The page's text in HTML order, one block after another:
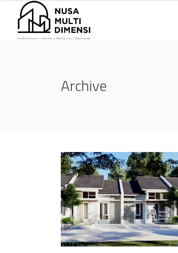
Archive
Desain Cluster Premier
3 di Cibinong Bogor
DESAIN RUMAH TERBAIK